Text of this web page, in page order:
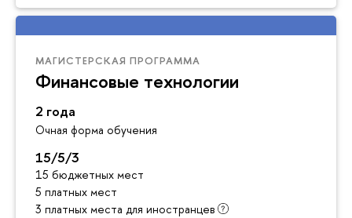
МАГИСТЕРСКАЯ ПРОГРАММА
Финансовые технологии
2 года
Очная форма обучения
15/5/3
15 бюджетных мест
5 платных мест
3 платных места для иностранцев